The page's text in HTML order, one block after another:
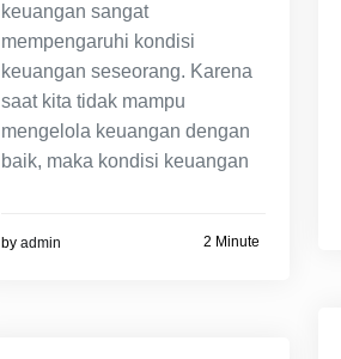
keuangan sangat
mempengaruhi kondisi
keuangan seseorang. Karena
saat kita tidak mampu
mengelola keuangan dengan
baik, maka kondisi keuangan
by admin 2 Minute